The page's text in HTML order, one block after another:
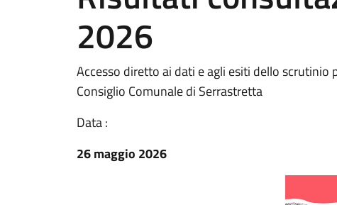
2026
Accesso diretto ai dati e agli esiti dello scrutinio
Consiglio Comunale di Serrastretta
Data :
26 maggio 2026